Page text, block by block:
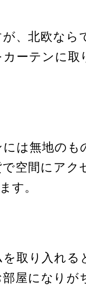
、北欧なら
ーテンに取
は無地のも
空間にアク
す。
取り入れる
屋になりが